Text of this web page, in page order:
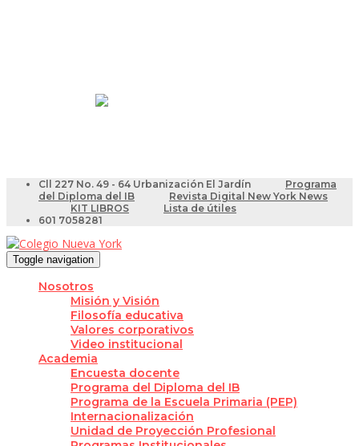
Cll 227 No. 49 - 64 Urbanización El Jardín
Programa
del Diploma del IB
Revista Digital New York News
KIT LIBROS
Lista de útiles
601 7058281
Toggle navigation
Nosotros
Misión y Visión
Filosofía educativa
Valores corporativos
Video institucional
Academia
Encuesta docente
Programa del Diploma del IB
Programa de la Escuela Primaria (PEP)
Internacionalización
Unidad de Proyección Profesional